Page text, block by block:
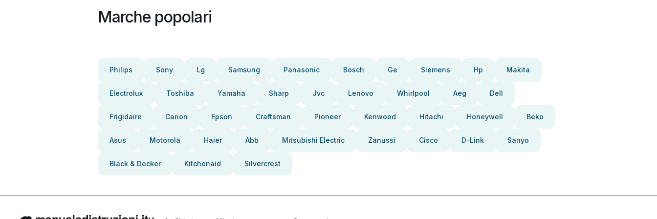
Marche popolari
Philips Sony Lg Samsung Panasonic Bosch Ge Siemens Hp Makita
Electrolux Toshiba Yamaha Sharp Jvc Lenovo Whirlpool Aeg Dell
Frigidaire Canon Epson Craftsman Pioneer Kenwood Hitachi Honeywell Beko
Asus Motorola Haier Abb Mitsubishi Electric Zanussi Cisco D-Link Sanyo
Black & Decker Kitchenaid Silvercrest